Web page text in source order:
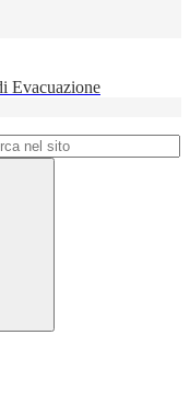
Evacuazione